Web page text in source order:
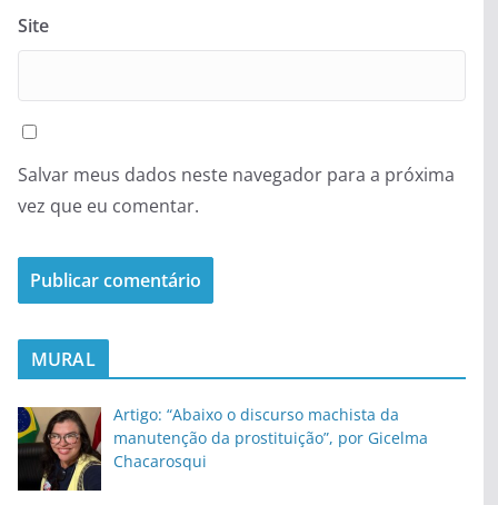
Site
Salvar meus dados neste navegador para a próxima
vez que eu comentar.
MURAL
Artigo: “Abaixo o discurso machista da
manutenção da prostituição”, por Gicelma
Chacarosqui